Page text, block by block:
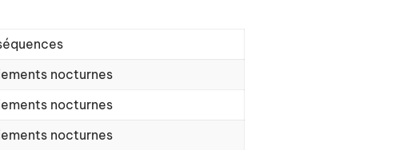
nocturnes
nocturnes
nocturnes